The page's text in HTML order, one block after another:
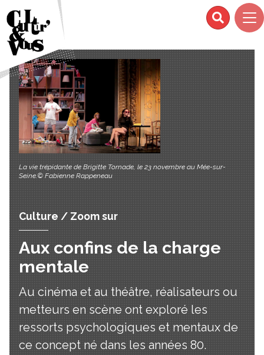
La vie trépidante de Brigitte Tornade, le 23 novembre au Mée-sur-
Seine.© Fabienne Rappeneau
Culture / Zoom sur
Aux confins de la charge
mentale
Au cinéma et au théâtre, réalisateurs ou
metteurs en scène ont exploré les
ressorts psychologiques et mentaux de
ce concept né dans les années 80.